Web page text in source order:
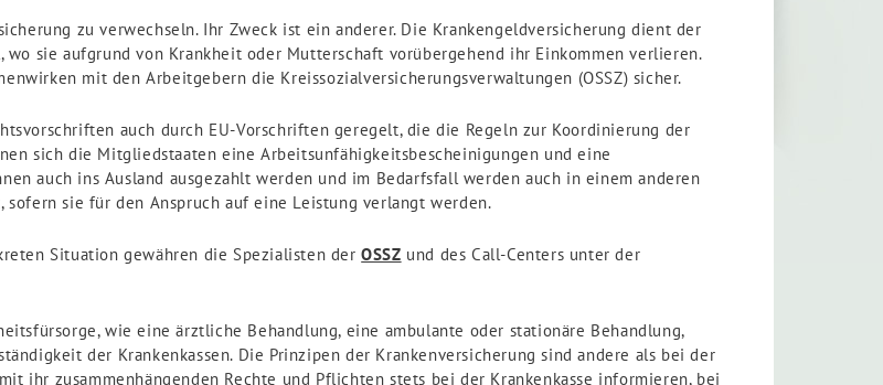
zu verwechseln. Ihr Zweck ist ein anderer. Die Krankengeldversicherung dient der
sie aufgrund von Krankheit oder Mutterschaft vorübergehend ihr Einkommen verlieren.
mit den Arbeitgebern die Kreissozialversicherungsverwaltungen (OSSZ) sicher.
auch durch EU-Vorschriften geregelt, die die Regeln zur Koordinierung der
sich die Mitgliedstaaten eine Arbeitsunfähigkeitsbescheinigungen und eine
auch ins Ausland ausgezahlt werden und im Bedarfsfall werden auch in einem anderen
sie für den Anspruch auf eine Leistung verlangt werden.
Situation gewähren die Spezialisten derOSSZ und des Call-Centers unter der
wie eine ärztliche Behandlung, eine ambulante oder stationäre Behandlung,
der Krankenkassen. Die Prinzipen der Krankenversicherung sind andere als bei der
ihr zusammenhängenden Rechte und Pflichten stets bei der Krankenkasse informieren, bei